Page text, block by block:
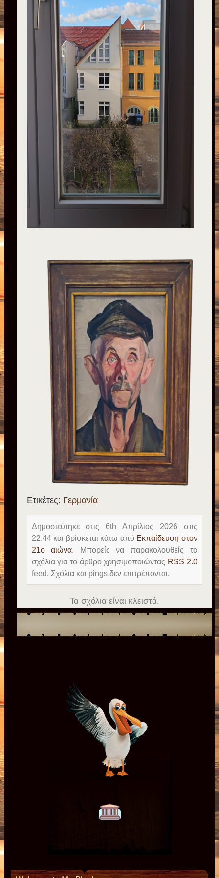
Ετικέτες: Γερμανία
Δημοσιεύτηκε στις 6th Απρίλιος 2026 στις
22:44 και βρίσκεται κάτω από Εκπαίδευση στον
21ο αιώνα. Μπορείς να παρακολουθείς τα
σχόλια για το άρθρο χρησιμοποιώντας RSS 2.0
feed. Σχόλια και pings δεν επιτρέπονται.
Τα σχόλια είναι κλειστά.